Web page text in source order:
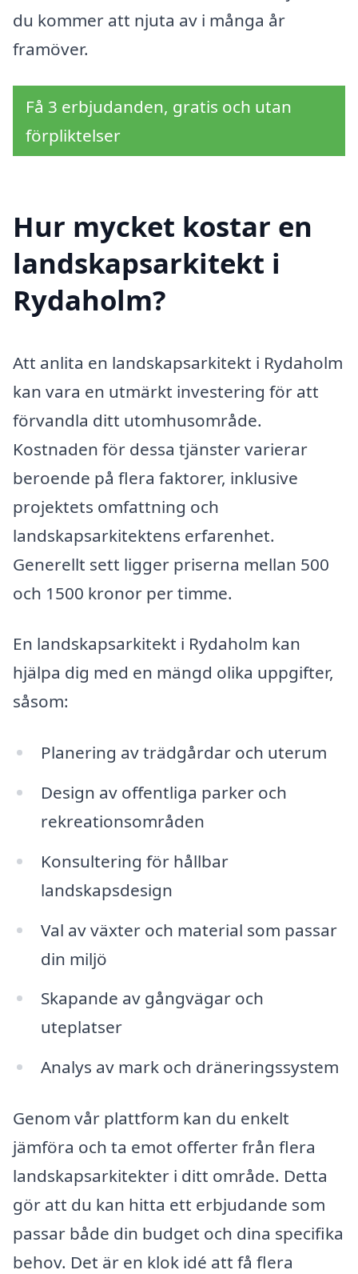
du kommer att njuta av i många år
framöver.
Få 3 erbjudanden, gratis och utan
förpliktelser
Hur mycket kostar en
landskapsarkitekt i
Rydaholm?
Att anlita en landskapsarkitekt i Rydaholm
kan vara en utmärkt investering för att
förvandla ditt utomhusområde.
Kostnaden för dessa tjänster varierar
beroende på flera faktorer, inklusive
projektets omfattning och
landskapsarkitektens erfarenhet.
Generellt sett ligger priserna mellan 500
och 1500 kronor per timme.
En landskapsarkitekt i Rydaholm kan
hjälpa dig med en mängd olika uppgifter,
såsom:
Planering av trädgårdar och uterum
Design av offentliga parker och
rekreationsområden
Konsultering för hållbar
landskapsdesign
Val av växter och material som passar
din miljö
Skapande av gångvägar och
uteplatser
Analys av mark och dräneringssystem
Genom vår plattform kan du enkelt
jämföra och ta emot offerter från flera
landskapsarkitekter i ditt område. Detta
gör att du kan hitta ett erbjudande som
passar både din budget och dina specifika
behov. Det är en klok idé att få flera